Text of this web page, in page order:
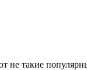
не такие